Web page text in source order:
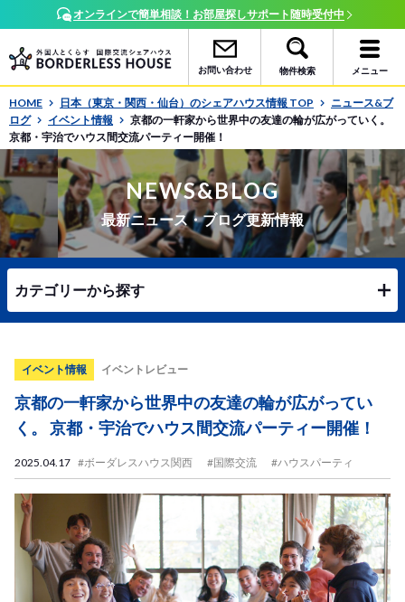
オンラインで簡単相談！お部屋探しサポート随時受付中
お問い合わせ 物件検索 メニュー
HOME 日本（東京・関西・仙台）のシェアハウス情報 TOP
ニュース&ブ
ログ
イベント情報
京都の一軒家から世界中の友達の輪が広がっていく。
京都・宇治でハウス間交流パーティー開催！
NEWS&BLOG
最新ニュース・ブログ更新情報
カテゴリーから探す
イベント情報 イベントレビュー
京都の一軒家から世界中の友達の輪が広がってい
く。 京都・宇治でハウス間交流パーティー開催！
2025.04.17 #ボーダレスハウス関西 #国際交流 #ハウスパーティ